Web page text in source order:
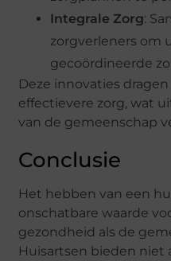
Integrale Zorg:
zorgverleners om
gecoördineerde
Deze innovaties
effectievere zorg, wat
van de gemeenschap
Conclusie
Het hebben van een
onschatbare waarde
gezondheid als de
Huisartsen bieden niet